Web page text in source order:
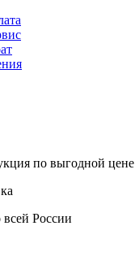
по выгодной цене
всей России